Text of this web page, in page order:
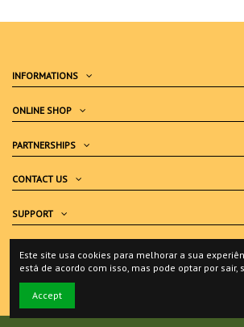
INFORMATIONS
ONLINE SHOP
PARTNERSHIPS
CONTACT US
SUPPORT
Este site usa cookies para melhorar a sua
está de acordo com isso, mas pode optar por sair,
Accept